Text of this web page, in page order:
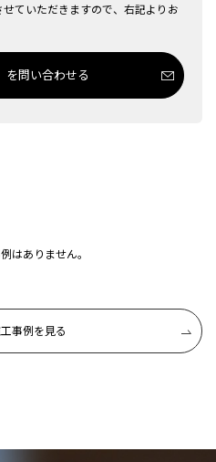
ていただきますので、右記よりお
を問い合わせる
はありません。
事例を見る